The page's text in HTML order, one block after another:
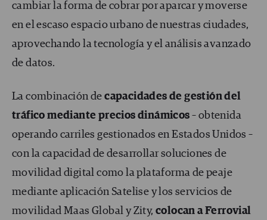
cambiar la forma de cobrar por aparcar y moverse
en el escaso espacio urbano de nuestras ciudades,
aprovechando la tecnología y el análisis avanzado
de datos.
La combinación decapacidades de gestión del
tráfico mediante precios dinámicos – obtenida
operando carriles gestionados en Estados Unidos –
con la capacidad de desarrollar soluciones de
movilidad digital como la plataforma de peaje
mediante aplicación Satelise y los servicios de
movilidad Maas Global y Zity, colocan aFerrovial